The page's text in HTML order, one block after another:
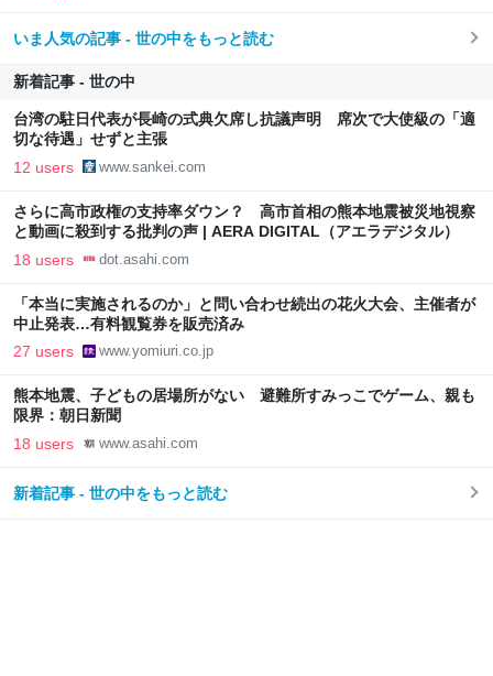
いま人気の記事 - 世の中をもっと読む
新着記事 - 世の中
台湾の駐日代表が長崎の式典欠席し抗議声明 席次で大使級の「適
切な待遇」せずと主張
12 users www.sankei.com
さらに高市政権の支持率ダウン？ 高市首相の熊本地震被災地視察
と動画に殺到する批判の声 | AERA DIGITAL（アエラデジタル）
18 users dot.asahi.com
「本当に実施されるのか」と問い合わせ続出の花火大会、主催者が
中止発表…有料観覧券を販売済み
27 users www.yomiuri.co.jp
熊本地震、子どもの居場所がない 避難所すみっこでゲーム、親も
限界：朝日新聞
18 users www.asahi.com
新着記事 - 世の中をもっと読む